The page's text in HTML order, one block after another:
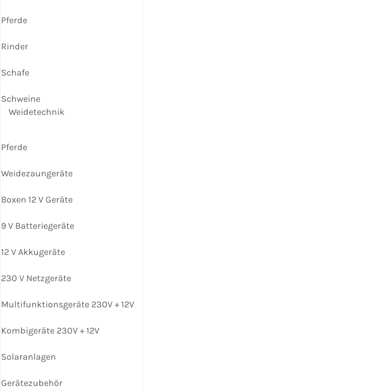
Pferde
Rinder
Schafe
Schweine
Weidetechnik
Pferde
Weidezaungeräte
Boxen 12 V Geräte
9 V Batteriegeräte
12 V Akkugeräte
230 V Netzgeräte
Multifunktionsgeräte 230V + 12V
Kombigeräte 230V + 12V
Solaranlagen
Gerätezubehör